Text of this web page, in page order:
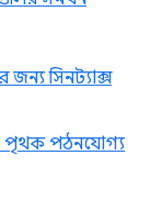
সিনট্যাক্স
পৃথক পঠনযোগ্য